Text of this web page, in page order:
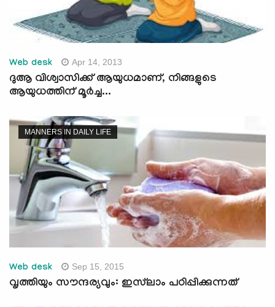
Web desk Apr 14, 2013
ദുആ വിശ്വാസിക്ക് ആയുധമാണ്, നിങ്ങളുടെ
ആയുധത്തിന് മൂര്‍ച്ച...
MANNERS IN DAILY LIFE
Web desk Sep 15, 2015
വൃത്തിയും സൗന്ദര്യവും: ഇസ്‌ലാം പഠിപ്പിക്കുന്നത്